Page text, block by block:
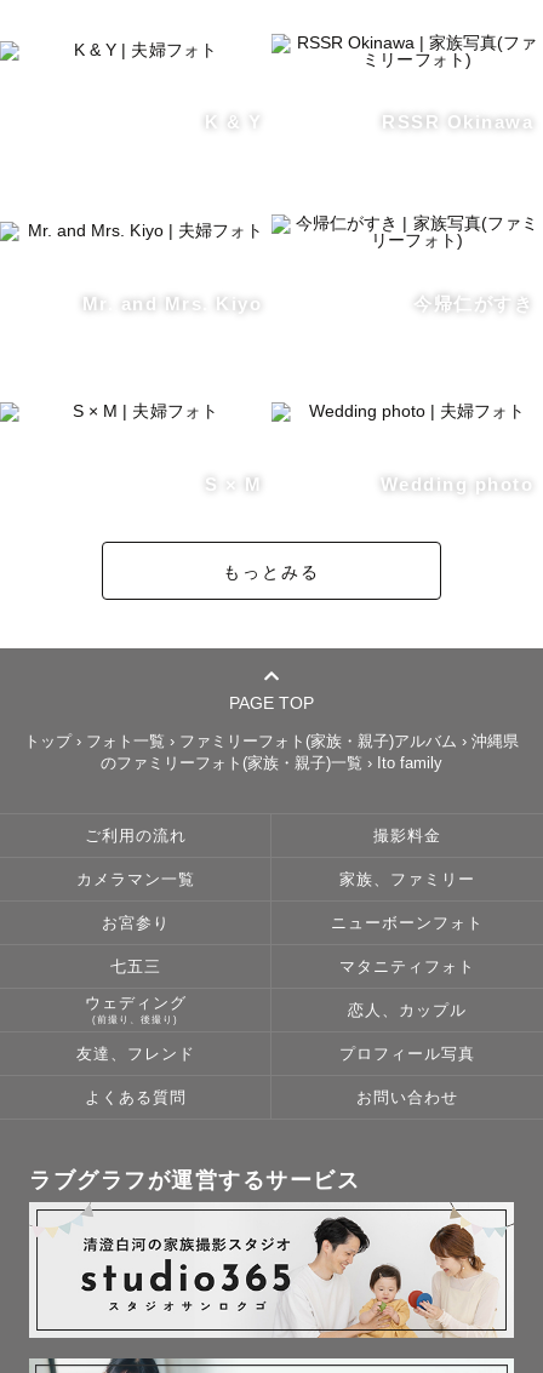
K & Y RSSR Okinawa
Mr. and Mrs. Kiyo 今帰仁がすき
S × M Wedding photo
もっとみる
PAGE TOP
トップ › フォト一覧 › ファミリーフォト(家族・親子)アルバム › 沖縄県
のファミリーフォト(家族・親子)一覧 › Ito family
ご利用の流れ 撮影料金
カメラマン一覧 家族、ファミリー
お宮参り ニューボーンフォト
七五三 マタニティフォト
ウェディング
(前撮り、後撮り)
恋人、カップル
友達、フレンド プロフィール写真
よくある質問 お問い合わせ
ラブグラフが運営するサービス